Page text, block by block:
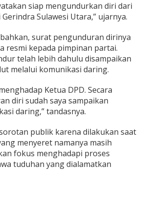
siap mengundurkan diri dari
Sulawesi Utara,” ujarnya.
surat pengunduran dirinya
resmi kepada pimpinan partai.
telah lebih dahulu disampaikan
melalui komunikasi daring.
Ketua DPD. Secara
diri sudah saya sampaikan
daring,” tandasnya.
publik karena dilakukan saat
menyeret namanya masih
fokus menghadapi proses
tuduhan yang dialamatkan